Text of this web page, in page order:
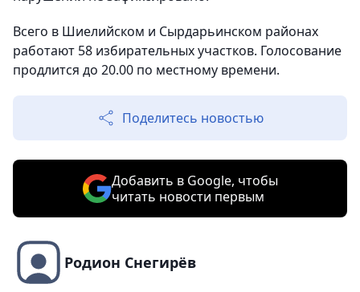
Всего в Шиелийском и Сырдарьинском районах
работают 58 избирательных участков. Голосование
продлится до 20.00 по местному времени.
Поделитесь новостью
Добавить в Google, чтобы
читать новости первым
Родион Снегирёв